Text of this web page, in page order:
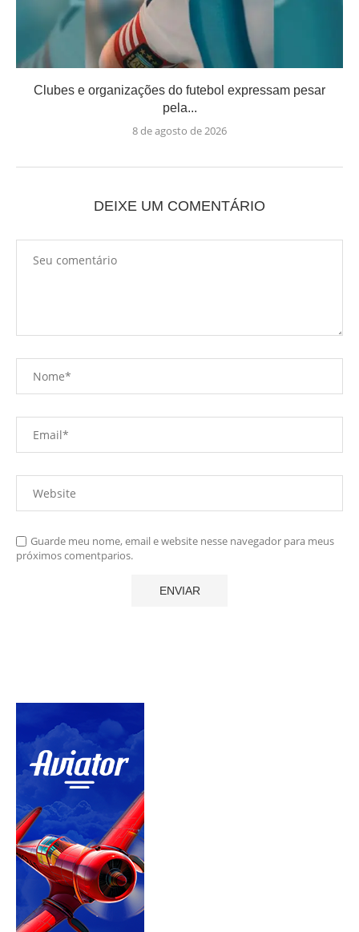
Clubes e organizações do futebol expressam pesar
pela...
8 de agosto de 2026
DEIXE UM COMENTÁRIO
Guarde meu nome, email e website nesse navegador para meus
próximos comentparios.